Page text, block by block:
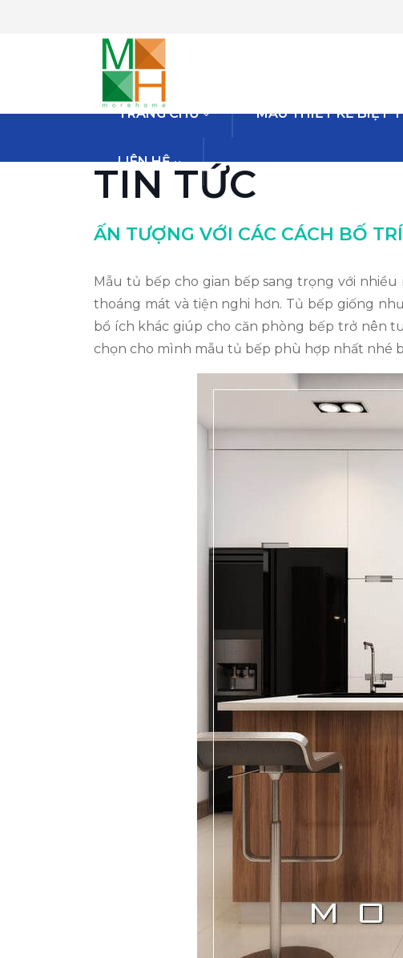
TRANG CHỦ MẪU THIẾT KẾ BIỆT
LIÊN HỆ
TIN TỨC
ẤN TƯỢNG VỚI CÁC CÁCH BỐ
Mẫu tủ bếp cho gian bếp sang trọng với nhiều
thoáng mát và tiện nghi hơn. Tủ bếp giống
bổ ích khác giúp cho căn phòng bếp trở nên
chọn cho mình mẫu tủ bếp phù hợp nhất nhé